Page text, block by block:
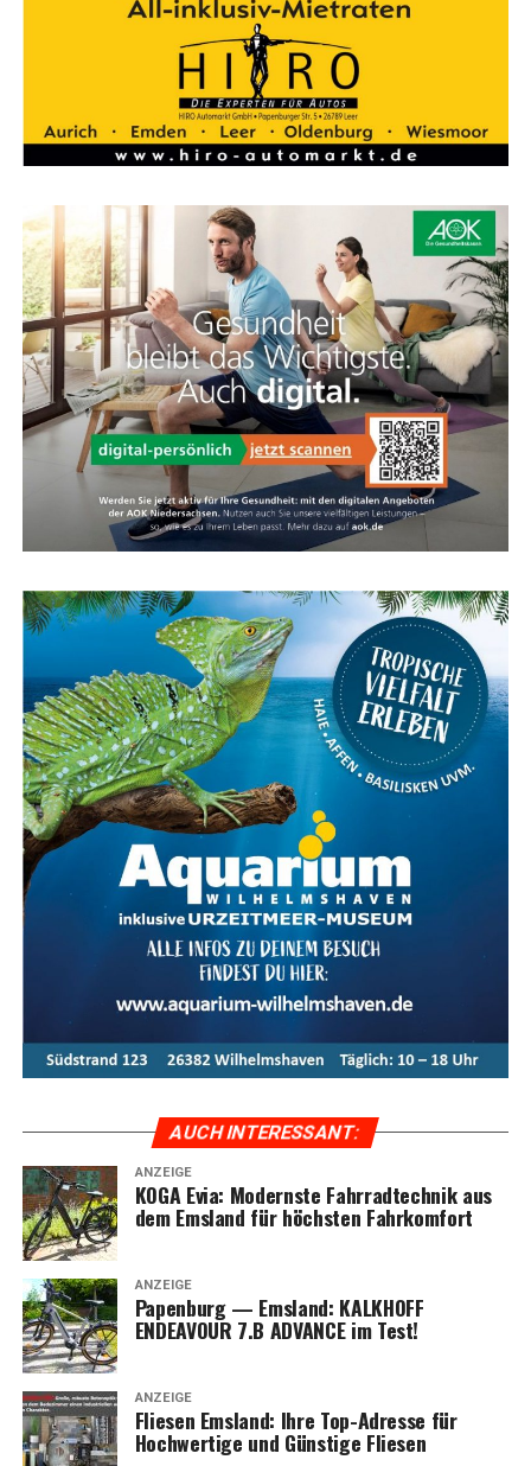
AUCH INTER­ES­SANT:
ANZEIGE
KOGA Evia: Moderns­te Fahr­rad­tech­nik aus
dem Ems­land für höchs­ten Fahrkomfort
ANZEIGE
Papen­burg — Ems­land: KALKHOFF
ENDEAVOUR 7.B ADVANCE im Test!
ANZEIGE
Flie­sen Ems­land: Ihre Top-Adres­se für
Hoch­wer­ti­ge und Güns­ti­ge Fliesen